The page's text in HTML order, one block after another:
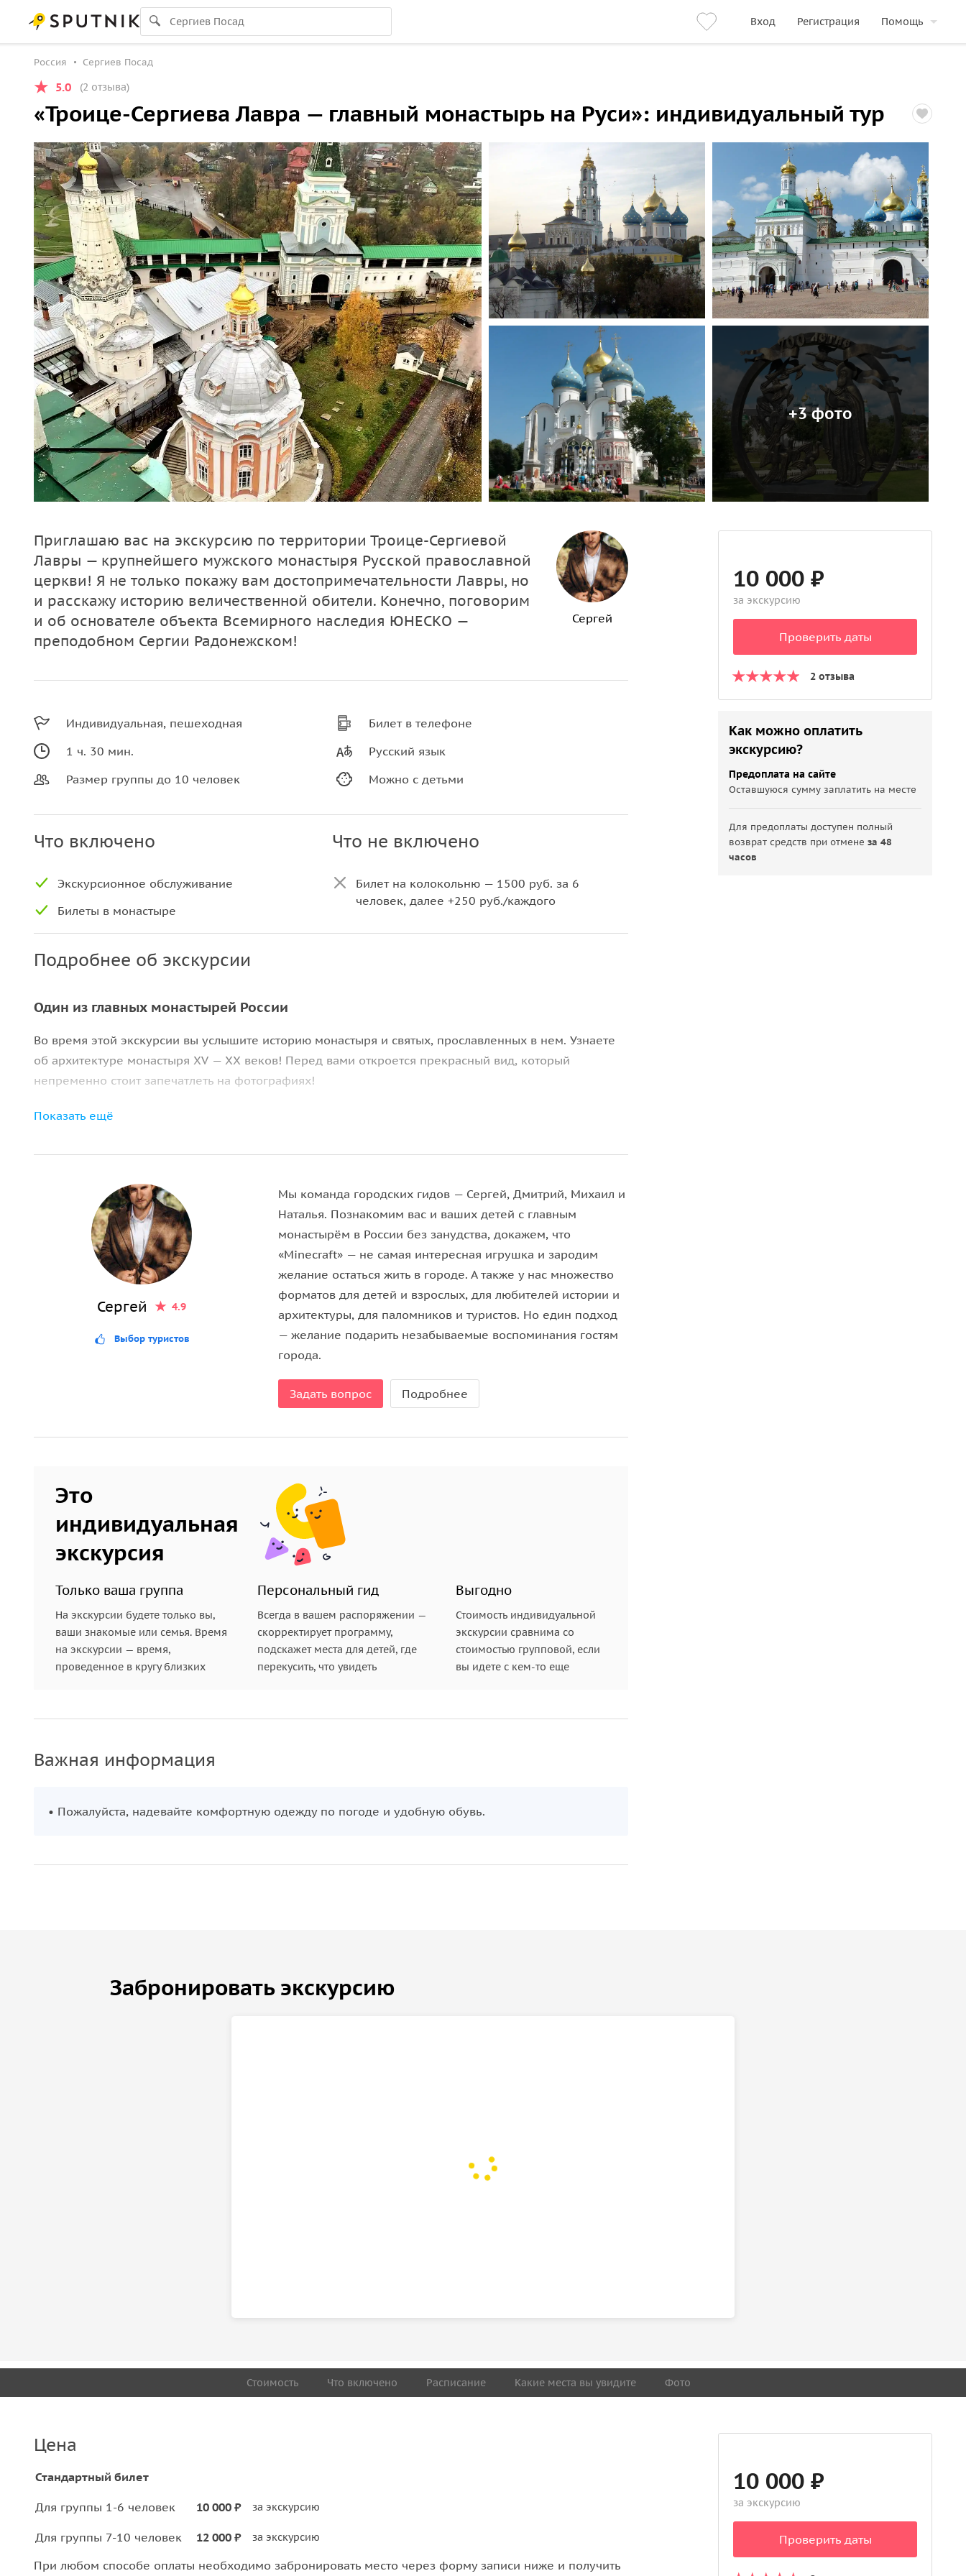
Вход Регистрация Помощь
Россия Сергиев Посад
5.0 (2 отзыва)
«Троице-Сергиева Лавра — главный монастырь на Руси»: индивидуальный тур
+3 фото
Приглашаю вас на экскурсию по территории Троице-Сергиевой
Лавры — крупнейшего мужского монастыря Русской православной
церкви! Я не только покажу вам достопримечательности Лавры, но
и расскажу историю величественной обители. Конечно, поговорим
и об основателе объекта Всемирного наследия ЮНЕСКО —
преподобном Сергии Радонежском!
Сергей
Индивидуальная, пешеходная
1 ч. 30 мин.
Размер группы до 10 человек
Билет в телефоне
Русский язык
Можно с детьми
Что включено
Экскурсионное обслуживание
Билеты в монастыре
Что не включено
Билет на колокольню — 1500 руб. за 6
человек, далее +250 руб./каждого
Подробнее об экскурсии
Один из главных монастырей России
Во время этой экскурсии вы услышите историю монастыря и святых, прославленных в нем. Узнаете
об архитектуре монастыря XV — XX веков! Перед вами откроется прекрасный вид, который
непременно стоит запечатлеть на фотографиях!
Обязательно посетим древнейший собор на территории монастыря — Троицкий, где покоятся мощи
Показать ещё
Сергей 4.9
Выбор туристов
Мы команда городских гидов — Сергей, Дмитрий, Михаил и
Наталья. Познакомим вас и ваших детей с главным
монастырём в России без занудства, докажем, что
«Minecraft» — не самая интересная игрушка и зародим
желание остаться жить в городе. А также у нас множество
форматов для детей и взрослых, для любителей истории и
архитектуры, для паломников и туристов. Но един подход
— желание подарить незабываемые воспоминания гостям
города.
Задать вопрос Подробнее
Это
индивидуальная
экскурсия
Только ваша группа
На экскурсии будете только вы,
ваши знакомые или семья. Время
на экскурсии — время,
проведенное в кругу близких
Персональный гид
Всегда в вашем распоряжении —
скорректирует программу,
подскажет места для детей, где
перекусить, что увидеть
Выгодно
Стоимость индивидуальной
экскурсии сравнима со
стоимостью групповой, если
вы идете с кем-то еще
Важная информация
• Пожалуйста, надевайте комфортную одежду по погоде и удобную обувь.
10 000 ₽
за экскурсию
Проверить даты
2 отзыва
Как можно оплатить
экскурсию?
Предоплата на сайте
Оставшуюся сумму заплатить на месте
Для предоплаты доступен полный
возврат средств при отменеза 48
часов
Забронировать экскурсию
Стоимость Что включено Расписание Какие места вы увидите Фото
Цена
Стандартный билет
Для группы 1-6 человек 10 000 ₽ за экскурсию
Для группы 7-10 человек 12 000 ₽ за экскурсию
При любом способе оплаты необходимо забронировать место через форму записи ниже и получить
10 000 ₽
за экскурсию
Проверить даты